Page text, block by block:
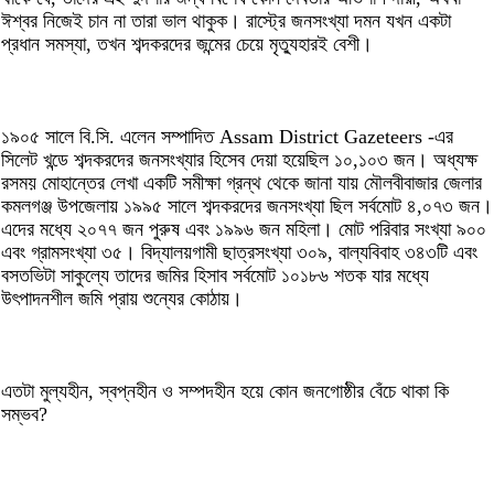
ঈশ্বর নিজেই চান না তারা ভাল থাকুক। রাস্ট্রে জনসংখ্যা দমন যখন একটা
প্রধান সমস্যা, তখন শব্দকরদের জন্মের চেয়ে মৃত্যুহারই বেশী।
১৯০৫ সালে বি.সি. এলেন সম্পাদিত Assam District Gazeteers -এর
সিলেট খন্ডে শব্দকরদের জনসংখ্যার হিসেব দেয়া হয়েছিল ১০,১০৩ জন। অধ্যক্ষ
রসময় মোহান্তের লেখা একটি সমীক্ষা গ্রন্থ থেকে জানা যায় মৌলবীবাজার জেলার
কমলগঞ্জ উপজেলায় ১৯৯৫ সালে শব্দকরদের জনসংখ্যা ছিল সর্বমোট ৪,০৭৩ জন।
এদের মধ্যে ২০৭৭ জন পুরুষ এবং ১৯৯৬ জন মহিলা। মোট পরিবার সংখ্যা ৯০০
এবং গ্রামসংখ্যা ৩৫। বিদ্যালয়গামী ছাত্রসংখ্যা ৩০৯, বাল্যবিবাহ ৩৪৩টি এবং
বসতভিটা সাকুল্যে তাদের জমির হিসাব সর্বমোট ১০১৮৬ শতক যার মধ্যে
উৎপাদনশীল জমি প্রায় শুন্যের কোঠায়।
এতটা মুল্যহীন, স্বপ্নহীন ও সম্পদহীন হয়ে কোন জনগোষ্ঠীর বেঁচে থাকা কি
সম্ভব?